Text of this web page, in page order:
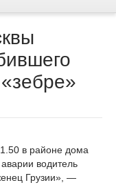
в районе дома
водитель
Грузии», —